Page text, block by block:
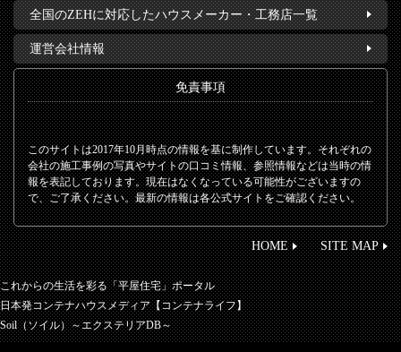
全国のZEHに対応したハウスメーカー・工務店一覧
運営会社情報
免責事項
このサイトは2017年10月時点の情報を基に制作しています。それぞれの
会社の施工事例の写真やサイトの口コミ情報、参照情報などは当時の情
報を表記しております。現在はなくなっている可能性がございますの
で、ご了承ください。最新の情報は各公式サイトをご確認ください。
HOME SITE MAP
これからの生活を彩る「平屋住宅」ポータル
日本発コンテナハウスメディア【コンテナライフ】
Soil（ソイル）～エクステリアDB～